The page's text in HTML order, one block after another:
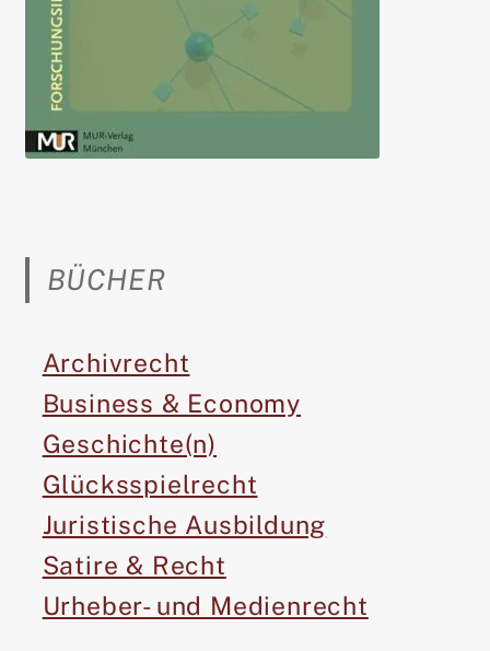
BÜCHER
Archivrecht
Business & Economy
Geschichte(n)
Glücksspielrecht
Juristische Ausbildung
Satire & Recht
Urheber- und Medienrecht